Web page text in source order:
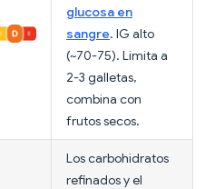
glucosa en
sangre. IG alto
(~70-75). Limita a
2-3 galletas,
combina con
frutos secos.
Los carbohidratos
refinados y el